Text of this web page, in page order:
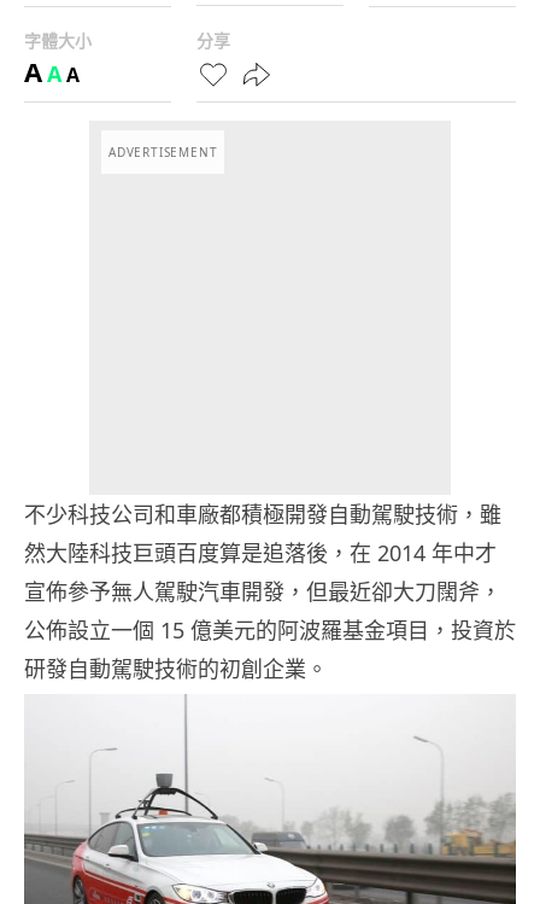
字體大小
AAA
分享
ADVERTISEMENT
不少科技公司和車廠都積極開發自動駕駛技術，雖
然大陸科技巨頭百度算是追落後，在 2014 年中才
宣佈參予無人駕駛汽車開發，但最近卻大刀闊斧，
公佈設立一個 15 億美元的阿波羅基金項目，投資於
研發自動駕駛技術的初創企業。